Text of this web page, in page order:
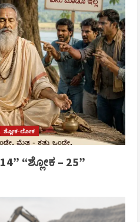
ಶ್ಲೋಕ-ಲೋಕ
“ಶ್ಲೋಕ – 25”